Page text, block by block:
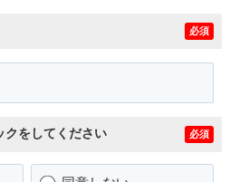
必須
クをしてください 必須